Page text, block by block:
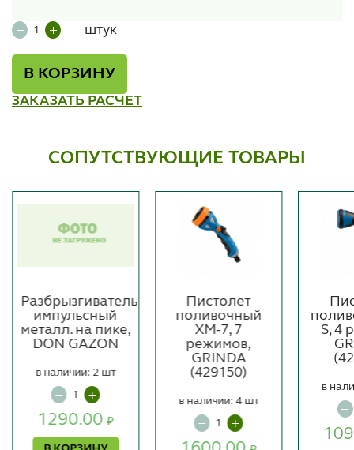
штук
В КОРЗИНУ
ЗАКАЗАТЬ РАСЧЕТ
СОПУТСТВУЮЩИЕ ТОВАРЫ
Разбрызгиватель
импульсный
металл. на пике,
DON GAZON
1290.00₽
в наличии: 2 шт
Пистолет
поливочный
XM-7, 7
режимов,
GRINDA
(429150)
в наличии: 4 шт
S, 4
в